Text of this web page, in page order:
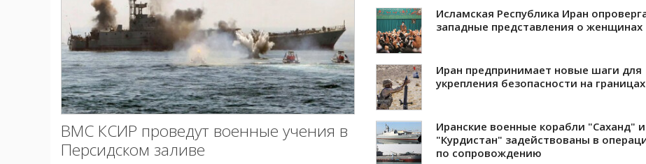
ВМС КСИР проведут военные учения в
Персидском заливе
Исламская Республика Иран
западные представления о женщинах
Иран предпринимает новые шаги для
укрепления безопасности на границах
Иранские военные корабли "Саханд" и
"Курдистан" задействованы в
по сопровождению